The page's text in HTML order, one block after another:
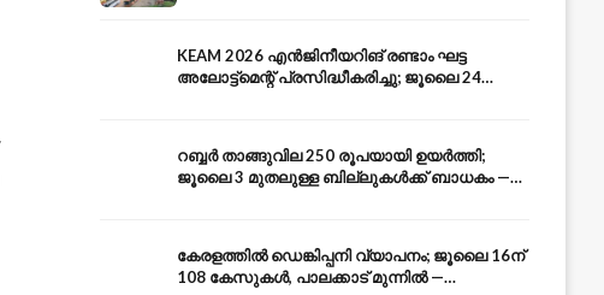
KEAM 2026 എൻജിനീയറിങ് രണ്ടാം ഘട്ട
അലോട്ട്മെന്റ് പ്രസിദ്ധീകരിച്ചു; ജൂലൈ 24
റബ്ബർ താങ്ങുവില 250 രൂപയായി ഉയർത്തി;
ജൂലൈ 3 മുതലുള്ള ബില്ലുകൾക്ക് ബാധകം —
കേരളത്തിൽ ഡെങ്കിപ്പനി വ്യാപനം; ജൂലൈ 16ന്
108 കേസുകൾ, പാലക്കാട് മുന്നിൽ —